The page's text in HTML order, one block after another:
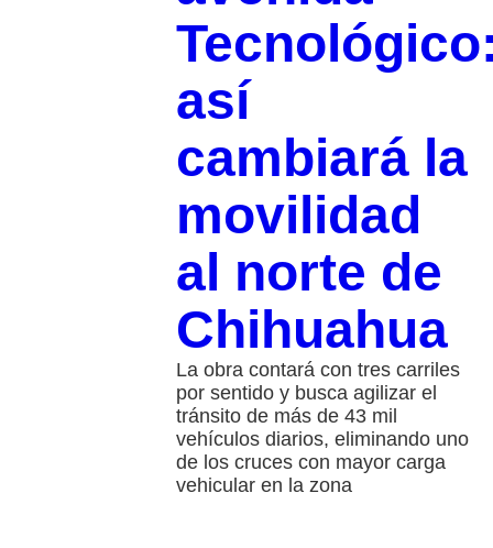
así
cambiará la
movilidad
al norte de
Chihuahua
La obra contará con tres carriles
por sentido y busca agilizar el
tránsito de más de 43 mil
vehículos diarios, eliminando uno
de los cruces con mayor carga
vehicular en la zona